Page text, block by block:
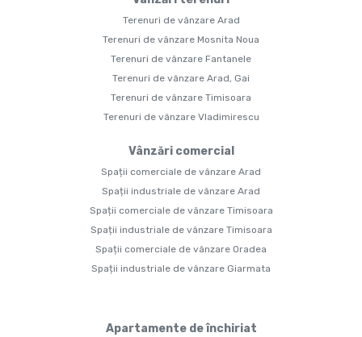
Terenuri de vânzare Arad
Terenuri de vânzare Mosnita Noua
Terenuri de vânzare Fantanele
Terenuri de vânzare Arad, Gai
Terenuri de vânzare Timisoara
Terenuri de vânzare Vladimirescu
Vânzări comercial
Spații comerciale de vânzare Arad
Spații industriale de vânzare Arad
Spații comerciale de vânzare Timisoara
Spații industriale de vânzare Timisoara
Spații comerciale de vânzare Oradea
Spații industriale de vânzare Giarmata
Apartamente de închiriat